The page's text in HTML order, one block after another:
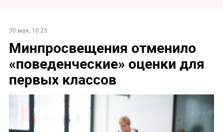
30 мая, 10:25
Минпросвещения отменило
«поведенческие» оценки для
первых классов